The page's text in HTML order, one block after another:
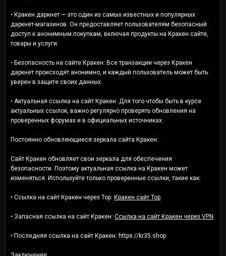
• Кракен даркнет — это один из самых известных и популярных
даркнет-магазинов. Он предоставляет пользователям безопасный
доступ к анонимным покупкам, включая продукты на Кракен сайте,
товары и услуги.
• Безопасность на сайте Кракен: Все транзакции через Кракен
даркнет происходят анонимно, и каждый пользователь может быть
уверен в защите своих данных.
• Актуальная ссылка на сайт Кракен: Для того чтобы быть в курсе
актуальных ссылок, важно регулярно проверять обновления на
проверенных форумах и в официальных источниках.
Постоянно обновляющиеся зеркала сайта Кракен:
Сайт Кракен обновляет свои зеркала для обеспечения
безопасности. Поэтому актуальная ссылка на Кракен может
изменяться. Используйте только проверенные ссылки, такие как:
• Ссылка на сайт Кракен через Тор: Кракен сайт Тор
• Запасная ссылка на сайт Кракен: Ссылка на сайт Кракен через VPN
• Последняя ссылка на сайт Кракен: https://kr35.shop